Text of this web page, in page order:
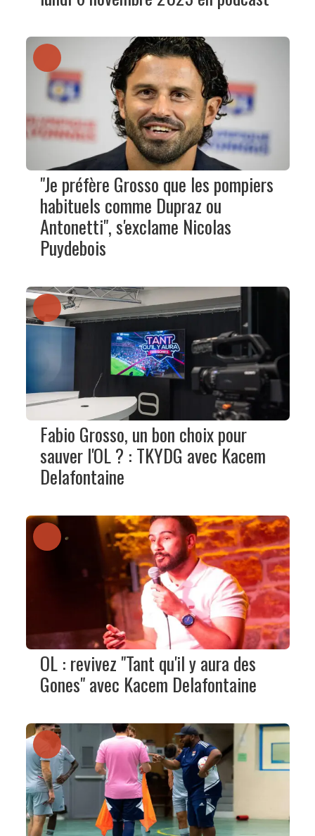
"Je préfère Grosso que les pompiers
habituels comme Dupraz ou
Antonetti", s'exclame Nicolas
Puydebois
Fabio Grosso, un bon choix pour
sauver l'OL ? : TKYDG avec Kacem
Delafontaine
OL : revivez "Tant qu'il y aura des
Gones" avec Kacem Delafontaine